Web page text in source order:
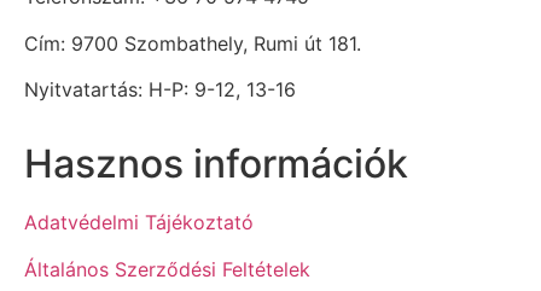
Cím: 9700 Szombathely, Rumi út 181.
Nyitvatartás: H-P: 9-12, 13-16
Hasznos információk
Adatvédelmi Tájékoztató
Általános Szerződési Feltételek